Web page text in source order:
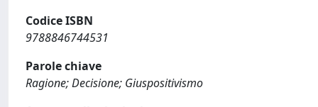
Codice ISBN
9788846744531
Parole chiave
Ragione; Decisione; Giuspositivismo